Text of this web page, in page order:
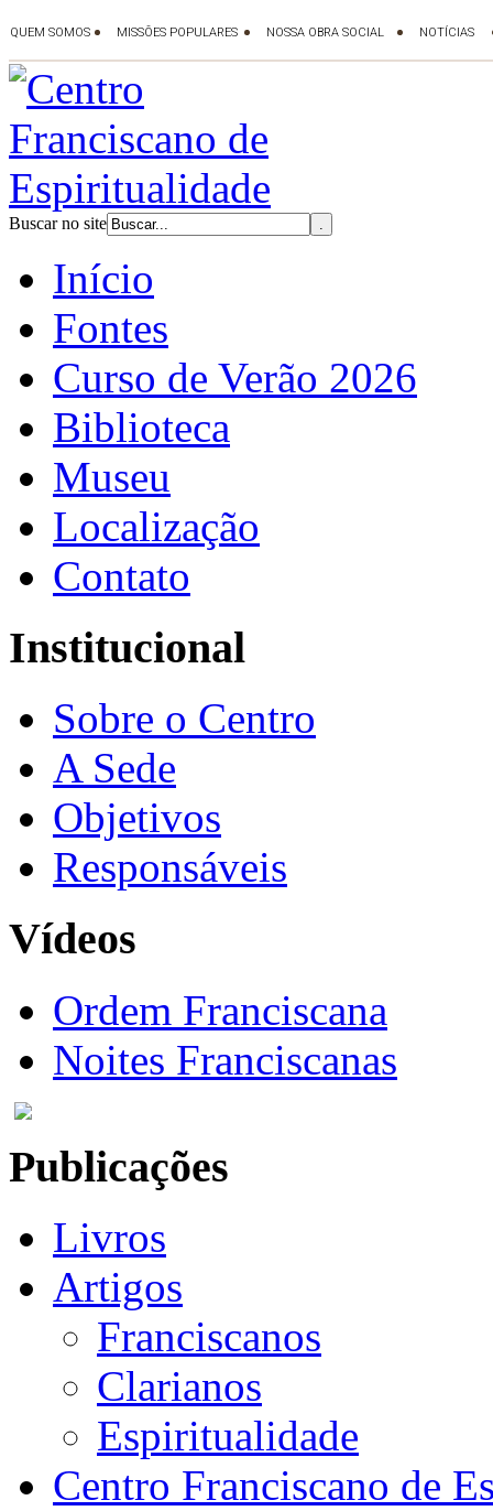
Buscar no site
Início
Fontes
Curso de Verão 2026
Biblioteca
Museu
Localização
Contato
Institucional
Sobre o Centro
A Sede
Objetivos
Responsáveis
Vídeos
Ordem Franciscana
Noites Franciscanas
Publicações
Livros
Artigos
Franciscanos
Clarianos
Espiritualidade
Centro Franciscano de